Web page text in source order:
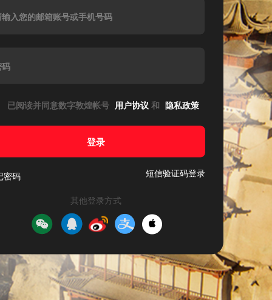
入您的邮箱账号或手机号码
已阅读并同意数字敦煌帐号 用户协议 和 隐私政策
登录
密码 短信验证码登录
其他登录方式